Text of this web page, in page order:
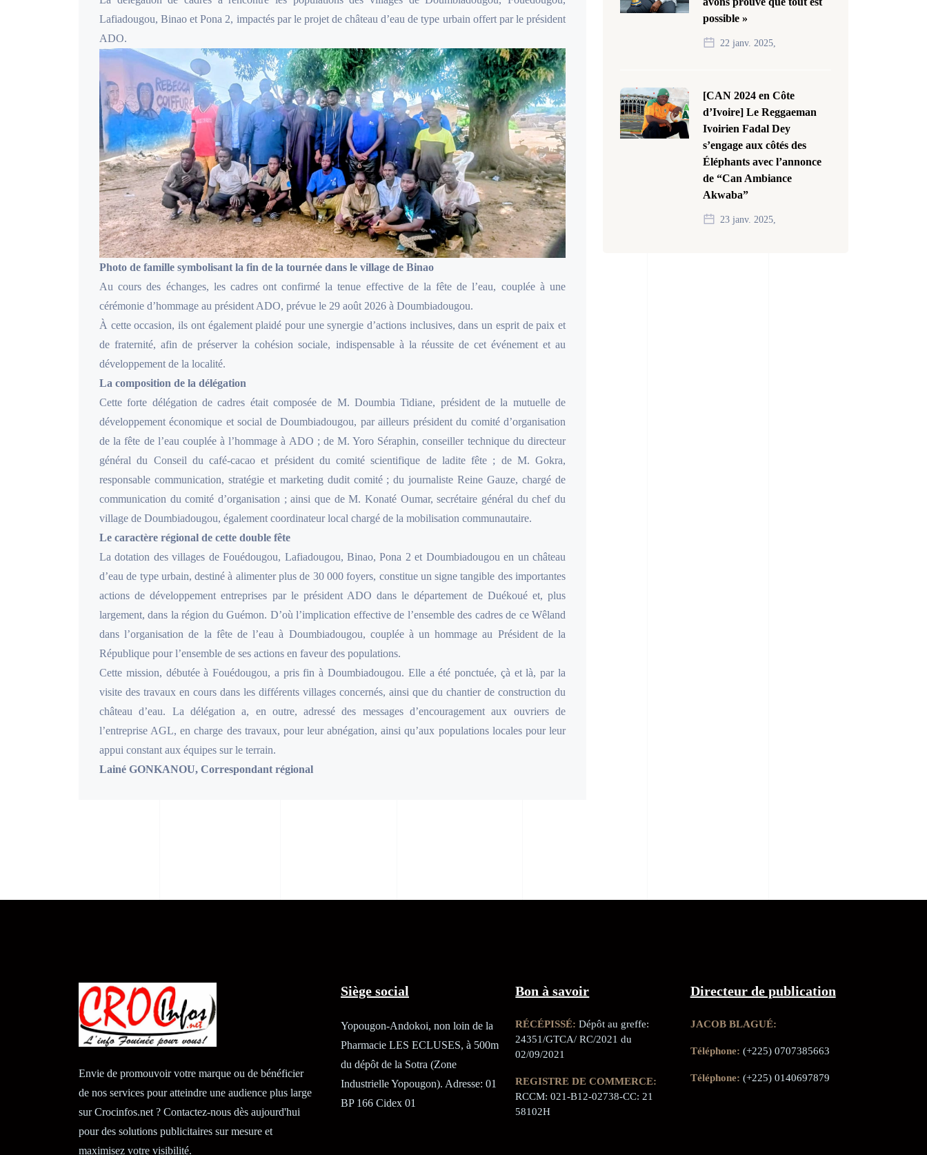
Lafiadougou, Binao et Pona 2, impactés par le projet de château d’eau de type urbain offert par le président
ADO.
Photo de famille symbolisant la fin de la tournée dans le village de Binao
Au cours des échanges, les cadres ont confirmé la tenue effective de la fête de l’eau, couplée à une
cérémonie d’hommage au président ADO, prévue le 29 août 2026 à Doumbiadougou.
À cette occasion, ils ont également plaidé pour une synergie d’actions inclusives, dans un esprit de paix et
de fraternité, afin de préserver la cohésion sociale, indispensable à la réussite de cet événement et au
développement de la localité.
La composition de la délégation
Cette forte délégation de cadres était composée de M. Doumbia Tidiane, président de la mutuelle de
développement économique et social de Doumbiadougou, par ailleurs président du comité d’organisation
de la fête de l’eau couplée à l’hommage à ADO ; de M. Yoro Séraphin, conseiller technique du directeur
général du Conseil du café-cacao et président du comité scientifique de ladite fête ; de M. Gokra,
responsable communication, stratégie et marketing dudit comité ; du journaliste Reine Gauze, chargé de
communication du comité d’organisation ; ainsi que de M. Konaté Oumar, secrétaire général du chef du
village de Doumbiadougou, également coordinateur local chargé de la mobilisation communautaire.
Le caractère régional de cette double fête
La dotation des villages de Fouédougou, Lafiadougou, Binao, Pona 2 et Doumbiadougou en un château
d’eau de type urbain, destiné à alimenter plus de 30 000 foyers, constitue un signe tangible des importantes
actions de développement entreprises par le président ADO dans le département de Duékoué et, plus
largement, dans la région du Guémon. D’où l’implication effective de l’ensemble des cadres de ce Wêland
dans l’organisation de la fête de l’eau à Doumbiadougou, couplée à un hommage au Président de la
République pour l’ensemble de ses actions en faveur des populations.
Cette mission, débutée à Fouédougou, a pris fin à Doumbiadougou. Elle a été ponctuée, çà et là, par la
visite des travaux en cours dans les différents villages concernés, ainsi que du chantier de construction du
château d’eau. La délégation a, en outre, adressé des messages d’encouragement aux ouvriers de
l’entreprise AGL, en charge des travaux, pour leur abnégation, ainsi qu’aux populations locales pour leur
appui constant aux équipes sur le terrain.
Lainé GONKANOU, Correspondant régional
possible »
22 janv. 2025,
[CAN 2024 en Côte
d’Ivoire] Le Reggaeman
Ivoirien Fadal Dey
s’engage aux côtés des
Éléphants avec l’annonce
de “Can Ambiance
Akwaba”
23 janv. 2025,
Envie de promouvoir votre marque ou de bénéficier
de nos services pour atteindre une audience plus large
sur Crocinfos.net ? Contactez-nous dès aujourd'hui
pour des solutions publicitaires sur mesure et
maximisez votre visibilité.
Siège social
Yopougon-Andokoi, non loin de la
Pharmacie LES ECLUSES, à 500m
du dépôt de la Sotra (Zone
Industrielle Yopougon). Adresse: 01
BP 166 Cidex 01
Bon à savoir
RÉCÉPISSÉ: Dépôt au greffe:
24351/GTCA/ RC/2021 du
02/09/2021
REGISTRE DE COMMERCE:
RCCM: 021-B12-02738-CC: 21
58102H
Directeur de publication
JACOB BLAGUÉ:
Téléphone: (+225) 0707385663
Téléphone: (+225) 0140697879